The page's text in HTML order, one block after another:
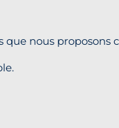
que nous proposons